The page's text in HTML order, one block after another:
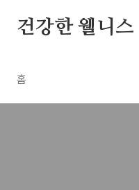
건강한 웰니스
홈